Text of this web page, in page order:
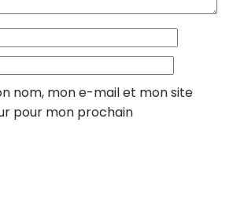
nom, mon e-mail et mon site
pour mon prochain